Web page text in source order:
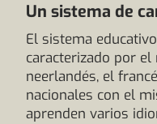
Un sistema de
El sistema
caracterizado por
neerlandés, el
nacionales con el
aprenden varios